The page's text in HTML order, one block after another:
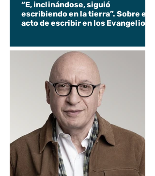
“E, inclinándose, siguió
escribiendo en la tierra”. Sobre el
acto de escribir en los Evangelios.